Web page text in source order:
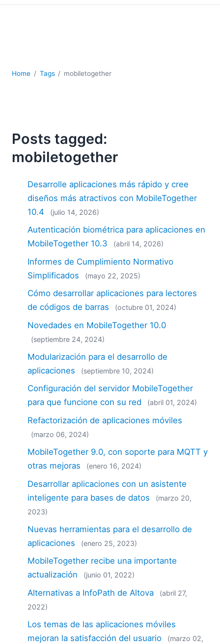
Home Tags mobiletogether
Posts tagged:
mobiletogether
Desarrolle aplicaciones más rápido y cree
diseños más atractivos con MobileTogether
10.4
(julio 14, 2026)
Autenticación biométrica para aplicaciones en
MobileTogether 10.3
(abril 14, 2026)
Informes de Cumplimiento Normativo
Simplificados
(mayo 22, 2025)
Cómo desarrollar aplicaciones para lectores
de códigos de barras
(octubre 01, 2024)
Novedades en MobileTogether 10.0
(septiembre 24, 2024)
Modularización para el desarrollo de
aplicaciones
(septiembre 10, 2024)
Configuración del servidor MobileTogether
para que funcione con su red
(abril 01, 2024)
Refactorización de aplicaciones móviles
(marzo 06, 2024)
MobileTogether 9.0, con soporte para MQTT y
otras mejoras
(enero 16, 2024)
Desarrollar aplicaciones con un asistente
inteligente para bases de datos
(marzo 20,
2023)
Nuevas herramientas para el desarrollo de
aplicaciones
(enero 25, 2023)
MobileTogether recibe una importante
actualización
(junio 01, 2022)
Alternativas a InfoPath de Altova
(abril 27,
2022)
Los temas de las aplicaciones móviles
mejoran la satisfacción del usuario
(marzo 02,